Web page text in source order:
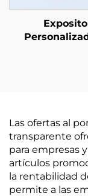
Las ofertas al
transparente
para empresas
artículos
la rentabilidad
permite a las